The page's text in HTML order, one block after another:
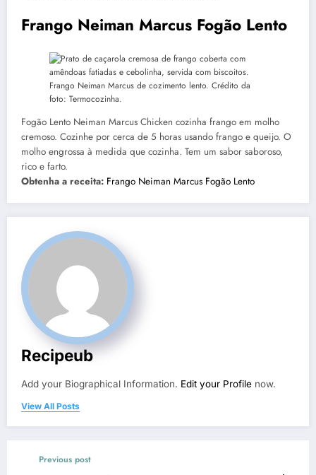
Frango Neiman Marcus Fogão Lento
Frango Neiman Marcus de cozimento lento. Crédito da
foto: Termocozinha.
Fogão Lento Neiman Marcus Chicken cozinha frango em molho
cremoso. Cozinhe por cerca de 5 horas usando frango e queijo. O
molho engrossa à medida que cozinha. Tem um sabor saboroso,
rico e farto.
Obtenha a receita: Frango Neiman Marcus Fogão Lento
Recipeub
Add your Biographical Information. Edit your Profile now.
View All Posts
Previous post